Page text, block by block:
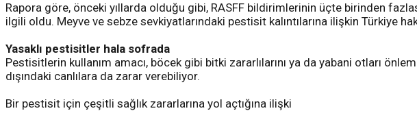
Rapora göre, önceki yıllarda olduğu gibi, RASFF bildirimlerinin üçte birinden
ilgili oldu. Meyve ve sebze sevkiyatlarındaki pestisit kalıntılarına ilişkin Türkiye
Yasaklı pestisitler hala sofrada
Pestisitlerin kullanım amacı, böcek gibi bitki zararlılarını ya da yabani otları
dışındaki canlılara da zarar verebiliyor.
Bir pestisit için çeşitli sağlık zararlarına yol açtığına ilişki